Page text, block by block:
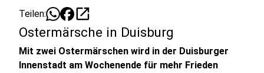
Teilen: open_in_new
Ostermärsche in Duisburg
Mit zwei Ostermärschen wird in der Duisburger
Innenstadt am Wochenende für mehr Frieden